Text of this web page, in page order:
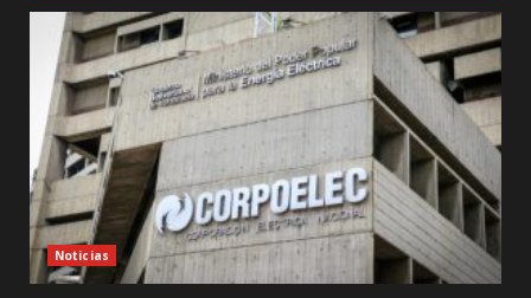
Noticias